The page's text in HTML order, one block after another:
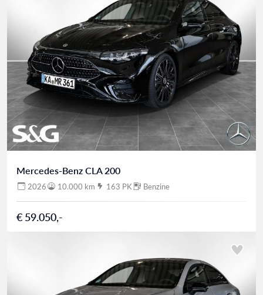
Mercedes-Benz CLA 200
2026 10.000 km 163 PK Benzine
€ 59.050,-